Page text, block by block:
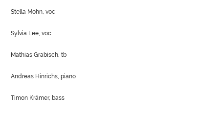
Stella Mohn, voc
Sylvia Lee, voc
Mathias Grabisch, tb
Andreas Hinrichs, piano
Timon Krämer, bass